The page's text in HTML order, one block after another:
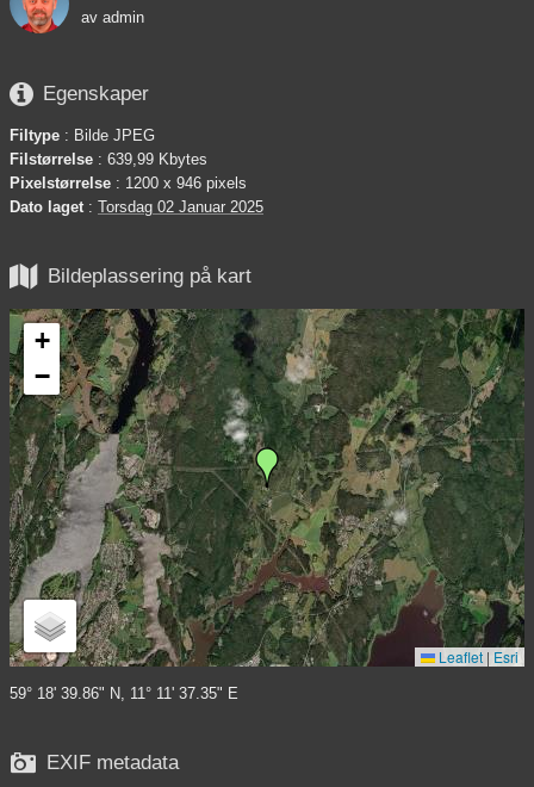
av admin
 Egenskaper
Filtype : Bilde JPEG
Filstørrelse : 639,99 Kbytes
Pixelstørrelse : 1200 x 946 pixels
Dato laget : Torsdag 02 Januar 2025
 Bildeplassering på kart
+
−
Leaflet | Esri
59° 18' 39.86" N, 11° 11' 37.35" E
 EXIF metadata